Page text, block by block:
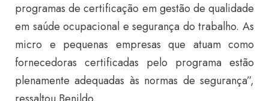
programas de certificação em gestão de qualidade
em saúde ocupacional e segurança do trabalho. As
micro e pequenas empresas que atuam como
fornecedoras certificadas pelo programa estão
plenamente adequadas às normas de segurança”,